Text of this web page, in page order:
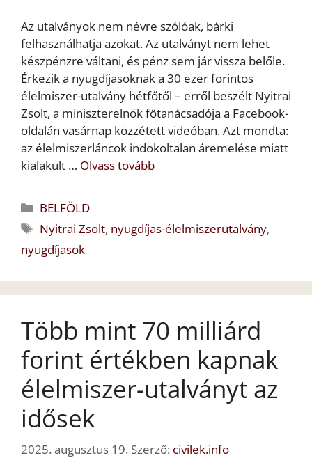
Az utalványok nem névre szólóak, bárki
felhasználhatja azokat. Az utalványt nem lehet
készpénzre váltani, és pénz sem jár vissza belőle.
Érkezik a nyugdíjasoknak a 30 ezer forintos
élelmiszer-utalvány hétfőtől – erről beszélt Nyitrai
Zsolt, a miniszterelnök főtanácsadója a Facebook-
oldalán vasárnap közzétett videóban. Azt mondta:
az élelmiszerláncok indokoltalan áremelése miatt
kialakult … Olvass tovább
Kategória
BELFÖLD
Címkék
Nyitrai Zsolt, nyugdíjas-élelmiszerutalvány,
nyugdíjasok
Több mint 70 milliárd
forint értékben kapnak
élelmiszer-utalványt az
idősek
2025. augusztus 19. Szerző: civilek.info